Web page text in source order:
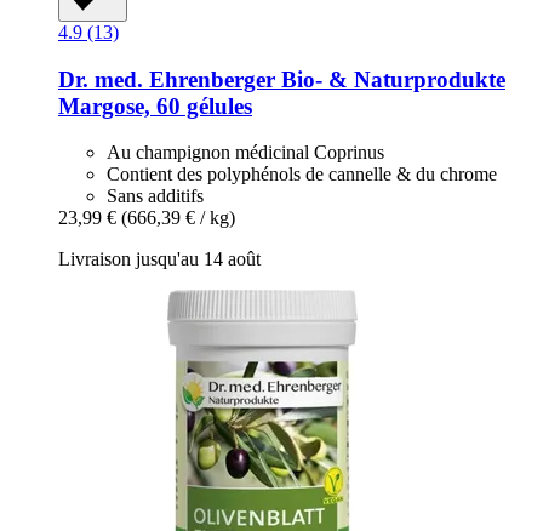
4.9 (13)
Dr. med. Ehrenberger Bio- & Naturprodukte
Margose, 60 gélules
Au champignon médicinal Coprinus
Contient des polyphénols de cannelle & du chrome
Sans additifs
23,99 € (666,39 € / kg)
Livraison jusqu'au 14 août